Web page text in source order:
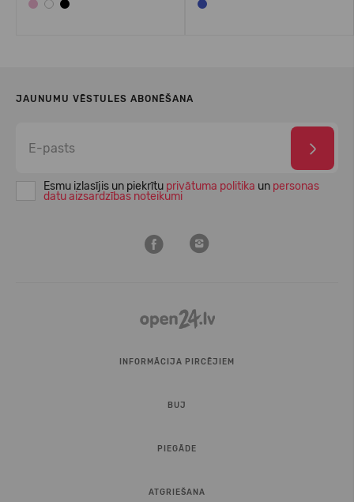
JAUNUMU VĒSTULES ABONĒŠANA
Esmu izlasījis un piekrītu privātuma politika un personas
datu aizsardzības noteikumi
INFORMĀCIJA PIRCĒJIEM
BUJ
PIEGĀDE
ATGRIEŠANA